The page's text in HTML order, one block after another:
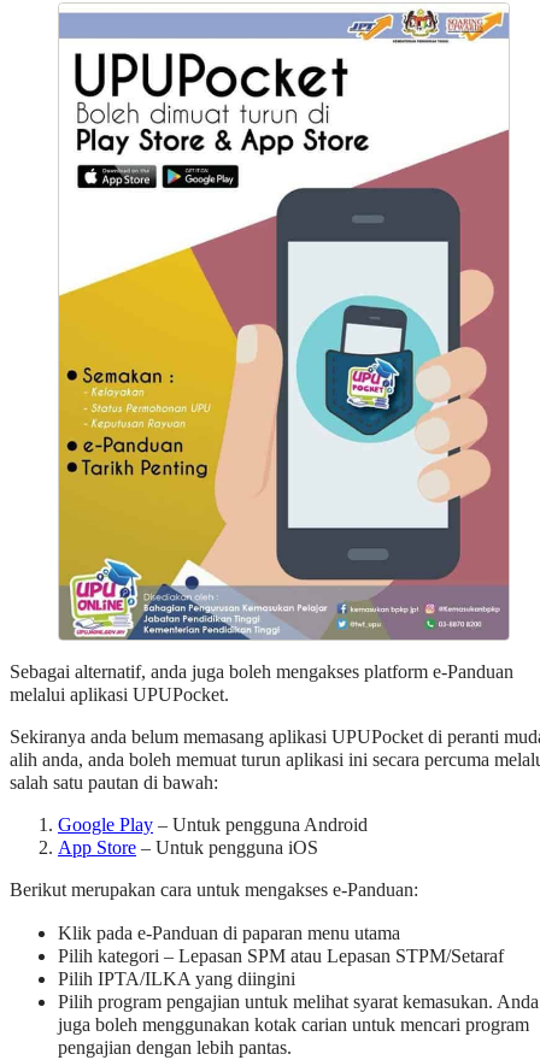
Sebagai alternatif, anda juga boleh mengakses platform e-Panduan
melalui aplikasi UPUPocket.
Sekiranya anda belum memasang aplikasi UPUPocket di peranti
alih anda, anda boleh memuat turun aplikasi ini secara percuma
salah satu pautan di bawah:
Google Play – Untuk pengguna Android
App Store – Untuk pengguna iOS
Berikut merupakan cara untuk mengakses e-Panduan:
Klik pada e-Panduan di paparan menu utama
Pilih kategori – Lepasan SPM atau Lepasan STPM/Setaraf
Pilih IPTA/ILKA yang diingini
Pilih program pengajian untuk melihat syarat kemasukan. Anda
juga boleh menggunakan kotak carian untuk mencari program
pengajian dengan lebih pantas.